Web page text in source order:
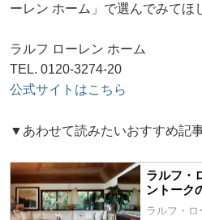
ーレン ホーム」で選んでみてほ
ラルフ ローレン ホーム
TEL. 0120-3274-20
公式サイトはこちら
▼あわせて読みたいおすすめ記
ラルフ・
ントーク
ラルフ・